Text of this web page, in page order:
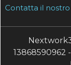
Contatta il
13868590962